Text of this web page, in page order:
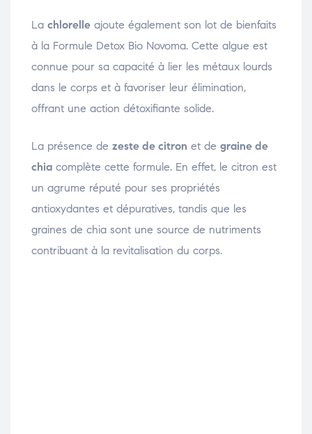
La chlorelle ajoute également son lot de bienfaits
à la Formule Detox Bio Novoma. Cette algue est
connue pour sa capacité à lier les métaux lourds
dans le corps et à favoriser leur élimination,
offrant une action détoxifiante solide.
La présence de zeste de citron et de graine de
chia complète cette formule. En effet, le citron est
un agrume réputé pour ses propriétés
antioxydantes et dépuratives, tandis que les
graines de chia sont une source de nutriments
contribuant à la revitalisation du corps.